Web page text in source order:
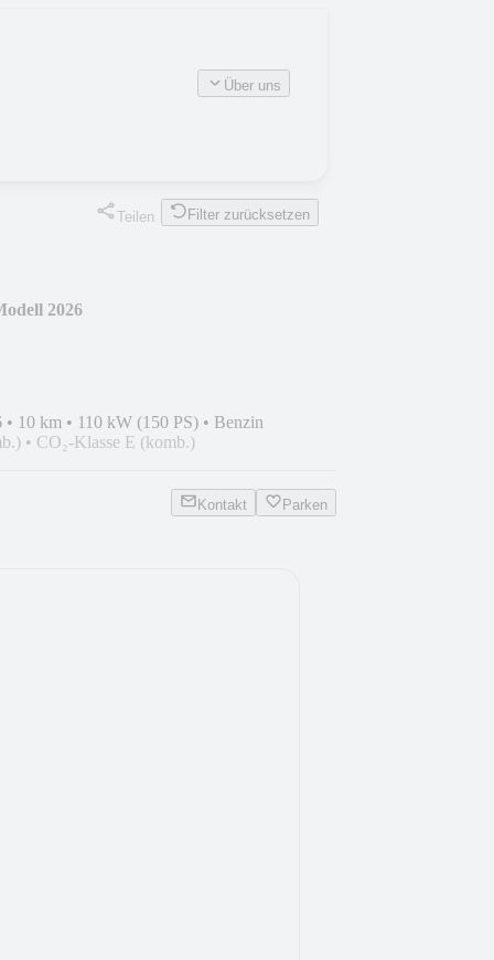
Über uns
Teilen Filter zurücksetzen
2026
• 10 km • 110 kW (150 PS) • Benzin
• CO₂-Klasse E (komb.)
Kontakt Parken